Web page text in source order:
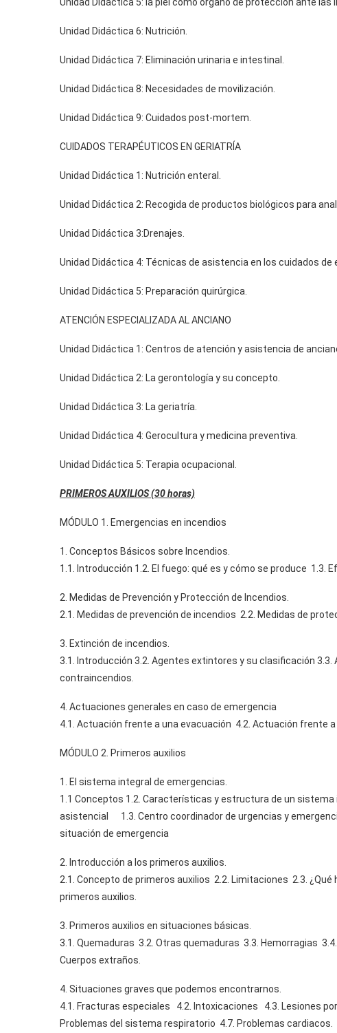
Unidad Didáctica 6: Nutrición.
Unidad Didáctica 7: Eliminación urinaria e intestinal.
Unidad Didáctica 8: Necesidades de movilización.
Unidad Didáctica 9: Cuidados post-mortem.
CUIDADOS TERAPÉUTICOS EN GERIATRÍA
Unidad Didáctica 1: Nutrición enteral.
Unidad Didáctica 2: Recogida de productos biológicos para
Unidad Didáctica 3:Drenajes.
Unidad Didáctica 4: Técnicas de asistencia en los cuidados de
Unidad Didáctica 5: Preparación quirúrgica.
ATENCIÓN ESPECIALIZADA AL ANCIANO
Unidad Didáctica 1: Centros de atención y asistencia de
Unidad Didáctica 2: La gerontología y su concepto.
Unidad Didáctica 3: La geriatría.
Unidad Didáctica 4: Gerocultura y medicina preventiva.
Unidad Didáctica 5: Terapia ocupacional.
PRIMEROS AUXILIOS (30 horas)
MÓDULO 1. Emergencias en incendios
1. Conceptos Básicos sobre Incendios.
1.1. Introducción 1.2. El fuego: qué es y cómo se produce 1.3.
2. Medidas de Prevención y Protección de Incendios.
2.1. Medidas de prevención de incendios 2.2. Medidas de
3. Extinción de incendios.
3.1. Introducción 3.2. Agentes extintores y su clasificación
contraincendios.
4. Actuaciones generales en caso de emergencia
4.1. Actuación frente a una evacuación 4.2. Actuación frente
MÓDULO 2. Primeros auxilios
1. El sistema integral de emergencias.
1.1 Conceptos 1.2. Características y estructura de un
asistencial 1.3. Centro coordinador de urgencias y
situación de emergencia
2. Introducción a los primeros auxilios.
2.1. Concepto de primeros auxilios 2.2. Limitaciones 2.3.
primeros auxilios.
3. Primeros auxilios en situaciones básicas.
3.1. Quemaduras 3.2. Otras quemaduras 3.3. Hemorragias
Cuerpos extraños.
4. Situaciones graves que podemos encontrarnos.
4.1. Fracturas especiales 4.2. Intoxicaciones 4.3. Lesiones
Problemas del sistema respiratorio 4.7. Problemas cardiacos.